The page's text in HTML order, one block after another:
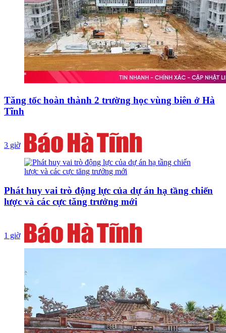
Tăng tốc hoàn thành 2 trường học vùng biên ở Hà
Tĩnh
3 giờ
Phát huy vai trò động lực của dự án hạ tầng chiến
lược và các cực tăng trưởng mới
1 giờ